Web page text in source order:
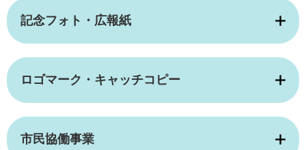
記念フォト・広報紙
ロゴマーク・キャッチコピー
市民協働事業